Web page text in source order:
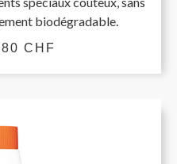
biodégradable.
CHF